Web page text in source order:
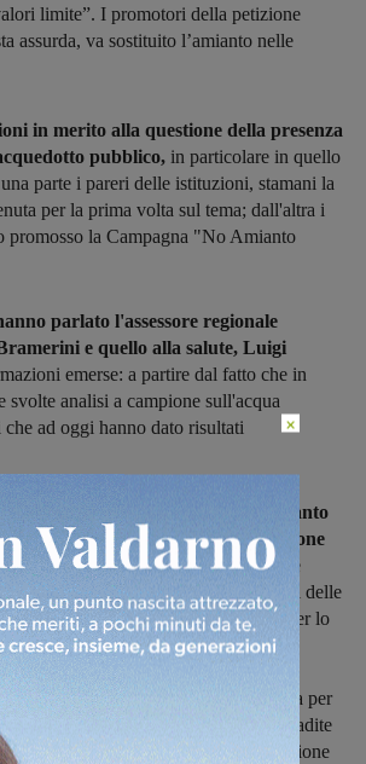
limite”. I promotori della petizione
assurda, va sostituito l’amianto nelle
in merito alla questione della presenza
pubblico, in particolare in quello
parte i pareri delle istituzioni, stamani la
per la prima volta sul tema; dall'altra i
promosso la Campagna "No Amianto
parlato l'assessore regionale
e quello alla salute, Luigi
emerse: a partire dal fatto che in
svolte analisi a campione sull'acqua
ad oggi hanno dato risultati
Tavolo di lavoro sul tema dell'amianto
costituito per affontare la questione
e scientifico,che ha programmato le
tra queste priorio i campionamenti delle
assessori. "Insieme all'Ispo, l'Istituto per lo
si è fatto poi il punto sulle
e sulle norme che riguardano la
nelle acque per le quali le 'Linee guida per
emesse dall'Oms nel 1994, e poi ribadite
esiste alcuna prova seria che l'ingestione
×